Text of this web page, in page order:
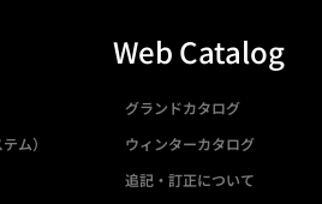
ム）
Web Catalog
グランドカタログ
ウィンターカタログ
追記・訂正について